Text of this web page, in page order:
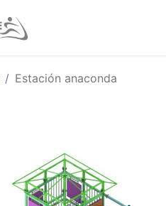
Estación anaconda